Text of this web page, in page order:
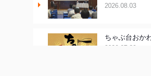
2026.08.03
ちゃぶ台おか